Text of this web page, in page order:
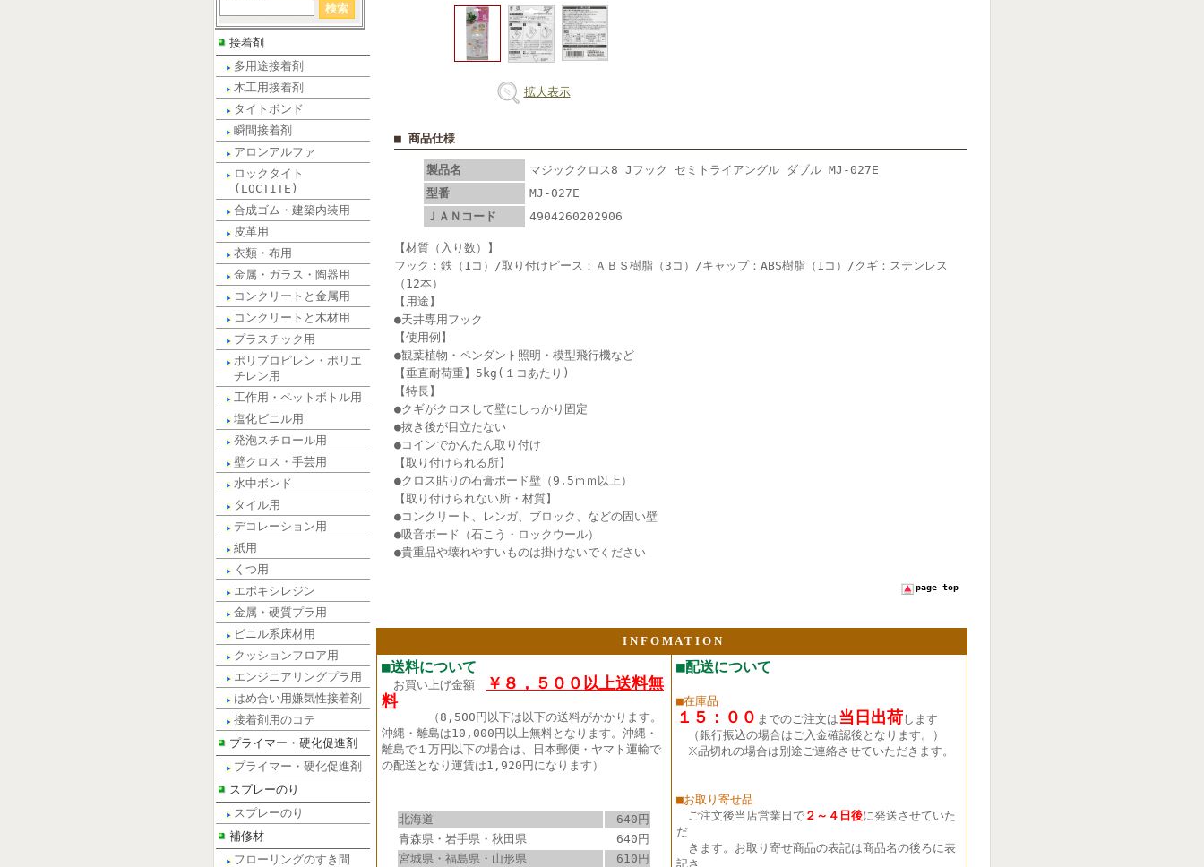
接着剤
多用途接着剤
木工用接着剤
タイトボンド
瞬間接着剤
アロンアルファ
ロックタイト
(LOCTITE)
合成ゴム・建築内装用
皮革用
衣類・布用
金属・ガラス・陶器用
コンクリートと金属用
コンクリートと木材用
プラスチック用
ポリプロピレン・ポリエ
チレン用
工作用・ペットボトル用
塩化ビニル用
発泡スチロール用
壁クロス・手芸用
水中ボンド
タイル用
デコレーション用
紙用
くつ用
エポキシレジン
金属・硬質プラ用
ビニル系床材用
クッションフロア用
エンジニアリングプラ用
はめ合い用嫌気性接着剤
接着剤用のコテ
プライマー・硬化促進剤
プライマー・硬化促進剤
スプレーのり
スプレーのり
補修材
フローリングのすき間
拡大表示
■ 商品仕様
製品名
マジッククロス8 Jフック セミトライアングル ダブル MJ-027E
型番
MJ-027E
ＪＡＮコード
4904260202906
【材質（入り数）】
フック：鉄（1コ）/取り付けピース：ＡＢＳ樹脂（3コ）/キャップ：ABS樹脂（1コ）/クギ：ステンレス
（12本）
【用途】
●天井専用フック
【使用例】
●観葉植物・ペンダント照明・模型飛行機など
【垂直耐荷重】5kg(１コあたり)
【特長】
●クギがクロスして壁にしっかり固定
●抜き後が目立たない
●コインでかんたん取り付け
【取り付けられる所】
●クロス貼りの石膏ボード壁（9.5ｍｍ以上）
【取り付けられない所・材質】
●コンクリート、レンガ、ブロック、などの固い壁
●吸音ボード（石こう・ロックウール）
●貴重品や壊れやすいものは掛けないでください
page top
I N F O M A T I O N
■送料について
お買い上げ金額
￥８，５００以上送料無
料
（8,500円以下は以下の送料がかかります。
沖縄・離島は10,000円以上無料となります。沖縄・
離島で１万円以下の場合は、日本郵便・ヤマト運輸で
の配送となり運賃は1,920円になります）
北海道
640円
青森県・岩手県・秋田県
640円
宮城県・福島県・山形県
610円
■配送について
■在庫品
１５：００ までのご注文は当日出荷 します
（銀行振込の場合はご入金確認後となります。）
※品切れの場合は別途ご連絡させていただきます。
■お取り寄せ品
ご注文後当店営業日で ２～４日後に発送させていた
だ
きます。お取り寄せ商品の表記は商品名の後ろに表
記さ